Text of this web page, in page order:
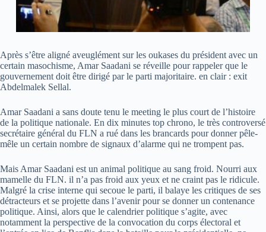
Après s’être aligné aveuglément sur les oukases du président avec un
certain masochisme, Amar Saadani se réveille pour rappeler que le
gouvernement doit être dirigé par le parti majoritaire. en clair : exit
Abdelmalek Sellal.
Amar Saadani a sans doute tenu le meeting le plus court de l’histoire
de la politique nationale. En dix minutes top chrono, le très controversé
secrétaire général du FLN a rué dans les brancards pour donner pêle-
mêle un certain nombre de signaux d’alarme qui ne trompent pas.
Mais Amar Saadani est un animal politique au sang froid. Nourri aux
mamelle du FLN. il n’a pas froid aux yeux et ne craint pas le ridicule.
Malgré la crise interne qui secoue le parti, il balaye les critiques de ses
détracteurs et se projette dans l’avenir pour se donner un contenance
politique. Ainsi, alors que le calendrier politique s’agite, avec
notamment la perspective de la convocation du corps électoral et